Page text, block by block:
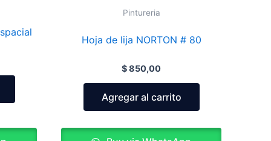
Pintureria
Hoja de lija NORTON # 80
$850,00
Agregar al carrito